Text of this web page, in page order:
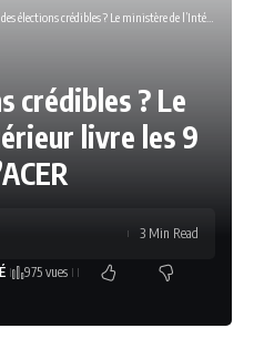
élections crédibles ? Le ministère de l’Intérieur livre les 9 sélectionnés de l’ACER
crédibles ? Le
livre les 9
975 vues
3 Min Read